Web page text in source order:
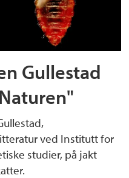
Gullestad
ved Institutt for
studier, på jakt